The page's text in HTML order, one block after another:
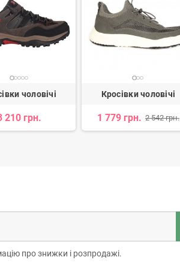
чоловічі
210 грн.
Кросівки чоловічі
1 779 грн. 2 542 грн.
про знижки і розпродажі.